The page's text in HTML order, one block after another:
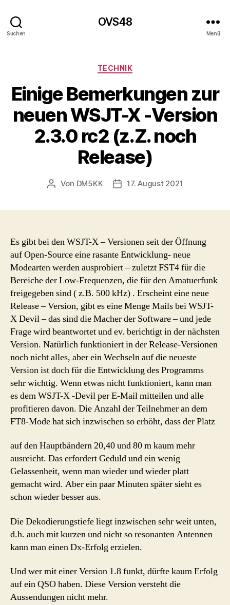
Suchen
OVS48
Menü
Kategorien
TECHNIK
Einige Bemerkungen zur
neuen WSJT-X -Version
2.3.0 rc2 (z.Z. noch
Release)
Beitragsautor
Von DM5KK Beitragsdatum
17. August 2021
Es gibt bei den WSJT-X – Versionen seit der Öffnung
auf Open-Source eine rasante Entwicklung- neue
Modearten werden ausprobiert – zuletzt FST4 für die
Bereiche der Low-Frequenzen, die für den Amatuerfunk
freigegeben sind ( z.B. 500 kHz) . Erscheint eine neue
Release – Version, gibt es eine Menge Mails bei WSJT-
X Devil – das sind die Macher der Software – und jede
Frage wird beantwortet und ev. berichtigt in der nächsten
Version. Natürlich funktioniert in der Release-Versionen
noch nicht alles, aber ein Wechseln auf die neueste
Version ist doch für die Entwicklung des Programms
sehr wichtig. Wenn etwas nicht funktioniert, kann man
es dem WSJT-X -Devil per E-Mail mitteilen und alle
profitieren davon. Die Anzahl der Teilnehmer an dem
FT8-Mode hat sich inzwischen so erhöht, dass der Platz
auf den Hauptbändern 20,40 und 80 m kaum mehr
ausreicht. Das erfordert Geduld und ein wenig
Gelassenheit, wenn man wieder und wieder platt
gemacht wird. Aber ein paar Minuten später sieht es
schon wieder besser aus.
Die Dekodierungstiefe liegt inzwischen sehr weit unten,
d.h. auch mit kurzen und nicht so resonanten Antennen
kann man einen Dx-Erfolg erzielen.
Und wer mit einer Version 1.8 funkt, dürfte kaum Erfolg
auf ein QSO haben. Diese Version versteht die
Aussendungen nicht mehr.